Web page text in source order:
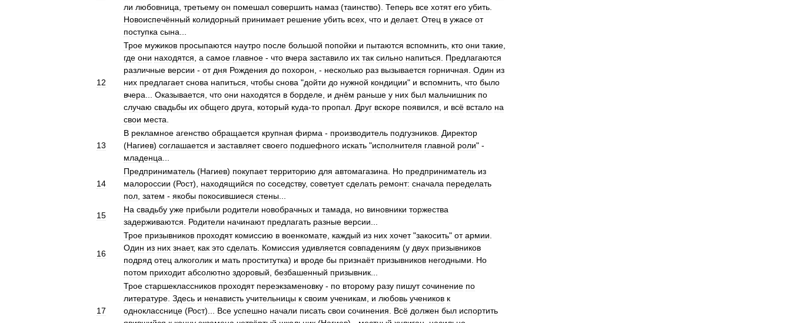
ли любовница третьему он помешал совершить намаз (таинство). Теперь все хотят его убить
Новоиспечённый колидорный принимает решение убить всех что и делает. Отец в ужасе от
поступка сына
12
Трое мужиков просыпаются наутро после большой попойки и пытаются вспомнить кто они такие
где они находятся а самое главное - что вчера заставило их так сильно напиться
Предлагаются
различные версии - от дня Рождения до похорон , - несколько раз вызывается горничная Один из
них предлагает снова напиться чтобы снова "дойти до нужной кондиции" и вспомнить что было
вчера
Оказывается что они находятся в борделе и днём раньше у них был мальчишник по
случаю свадьбы их общего друга который куда-то пропал Друг вскоре появился и всё встало на
свои места
13
В рекламное агенство обращается крупная фирма - производитель подгузников Директор
(Нагиев) соглашается и заставляет своего подшефного искать "исполнителя главной роли" -
младенца
14
Предприниматель (Нагиев) покупает территорию для автомагазина Но предприниматель из
малороссии (Рост), находящийся по соседству, советует сделать ремонт: сначала переделать
пол затем - якобы покосившиеся стены
15
На свадьбу уже прибыли родители новобрачных и тамада но виновники торжества
задерживаются
Родители начинают предлагать разные версии
16
Трое призывников проходят комиссию в военкомате каждый из них хочет"закосить" от армии
Один из них знает, как это сделать Комиссия удивляется совпадениям (у двух призывников
подряд отец алкоголик и мать проститутка) и вроде бы признаёт призывников негодными
Но
потом приходит абсолютно здоровый безбашенный призывник
17
Трое старшеклассников проходят переэкзаменовку - по второму разу пишут сочинение по
литературе Здесь и ненависть учительницы к своим ученикам и любовь учеников к
однокласснице (Рост)... Все успешно начали писать свои сочинения Всё должен был испортить